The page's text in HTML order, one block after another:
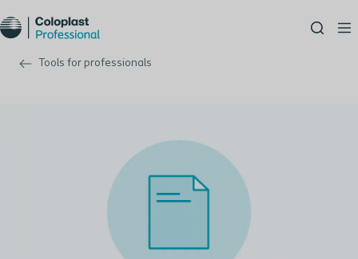
Tools for professionals